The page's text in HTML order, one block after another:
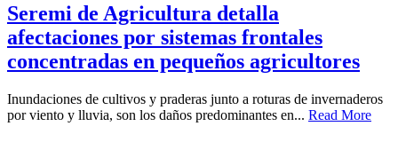
Seremi de Agricultura detalla
afectaciones por sistemas frontales
concentradas en pequeños agricultores
Inundaciones de cultivos y praderas junto a roturas de invernaderos
por viento y lluvia, son los daños predominantes en... Read More